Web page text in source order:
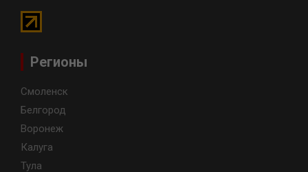
Регионы
Смоленск
Белгород
Воронеж
Калуга
Тула